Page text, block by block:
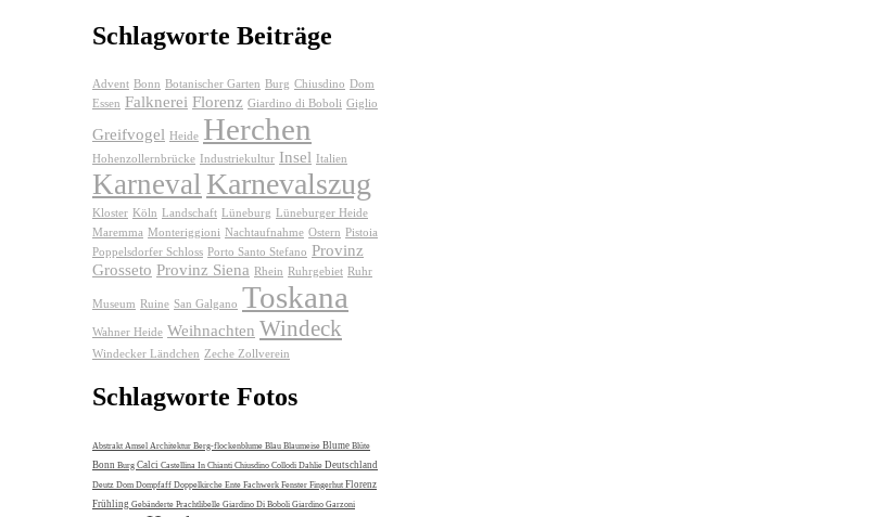
Schlagworte Beiträge
Advent Bonn Botanischer Garten Burg Chiusdino Dom
Essen Falknerei Florenz Giardino di Boboli Giglio
Greifvogel Heide Herchen
Hohenzollernbrücke Industriekultur Insel Italien
Karneval Karnevalszug
Kloster Köln Landschaft Lüneburg Lüneburger Heide
Maremma Monteriggioni Nachtaufnahme Ostern Pistoia
Poppelsdorfer Schloss Porto Santo Stefano Provinz
Grosseto Provinz Siena Rhein Ruhrgebiet Ruhr
Museum Ruine San Galgano Toskana
Wahner Heide Weihnachten Windeck
Windecker Ländchen Zeche Zollverein
Schlagworte Fotos
Abstrakt Amsel Architektur Berg-flockenblume Blau Blaumeise Blume Blüte
Bonn Burg Calci Castellina In Chianti Chiusdino Collodi Dahlie Deutschland
Deutz Dom Dompfaff Doppelkirche Ente Fachwerk Fenster Fingerhut Florenz
Frühling Gebänderte Prachtlibelle Giardino Di Boboli Giardino Garzoni